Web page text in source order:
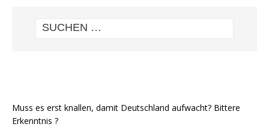
Muss es erst knallen, damit Deutschland aufwacht? Bittere
Erkenntnis ?